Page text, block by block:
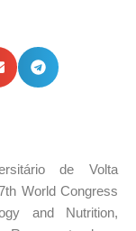
de Volta
World Congress
and Nutrition,